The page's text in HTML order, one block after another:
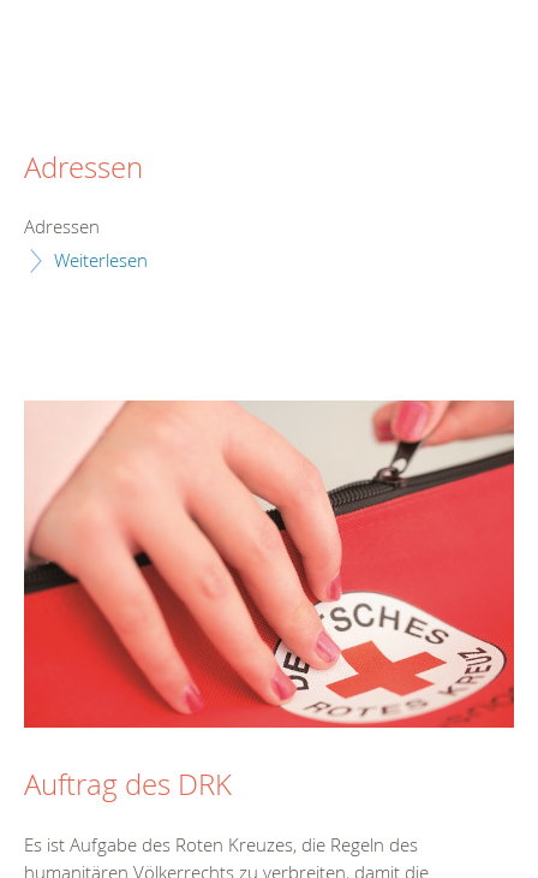
Adressen
Adressen
Weiterlesen
Auftrag des DRK
Es ist Aufgabe des Roten Kreuzes, die Regeln des
humanitären Völkerrechts zu verbreiten, damit die